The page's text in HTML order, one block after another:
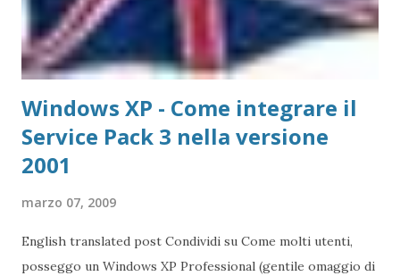
Windows XP - Come integrare il
Service Pack 3 nella versione
2001
marzo 07, 2009
English translated post Condividi su Come molti utenti,
posseggo un Windows XP Professional (gentile omaggio di